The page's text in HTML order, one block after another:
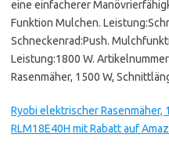
eine einfacherer
Funktion Mulchen.
Schneckenrad:Push.
Leistung:1800 W.
Rasenmäher, 1500 W,
Ryobi elektrischer Rasenmäher,
RLM18E40H mit Rabatt auf